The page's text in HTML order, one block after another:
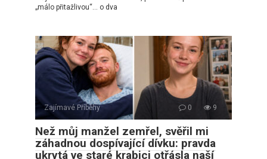
„málo přitažlivou“… o dva
Zajímavé Příběhy 0 9
Než můj manžel zemřel, svěřil mi
záhadnou dospívající dívku: pravda
ukrytá ve staré krabici otřásla naší